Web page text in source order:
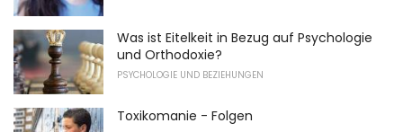
Was ist Eitelkeit in Bezug auf Psychologie
und Orthodoxie?
PSYCHOLOGIE UND BEZIEHUNGEN
Toxikomanie - Folgen